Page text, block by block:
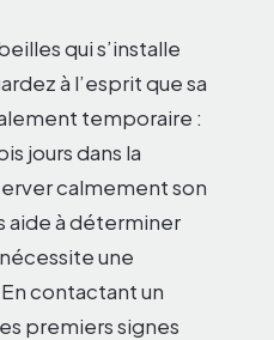
qui s’installe
à l’esprit que sa
temporaire :
jours dans la
calmement son
à déterminer
nécessite une
contactant un
premiers signes